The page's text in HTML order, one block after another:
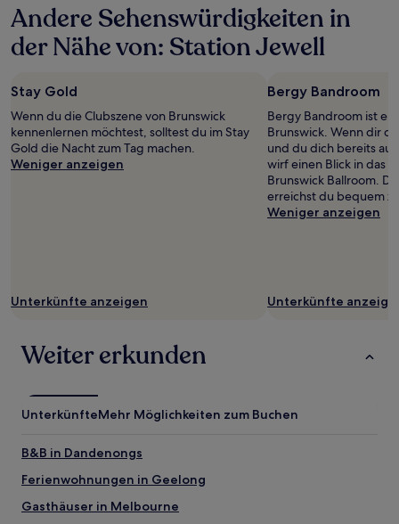
Andere Sehenswürdigkeiten in
der Nähe von: Station Jewell
Stay Gold
Wenn du die Clubszene von Brunswick
kennenlernen möchtest, solltest du im Stay
Gold die Nacht zum Tag machen.
Weniger anzeigen
Unterkünfte anzeigen
Bergy Bandroom
Bergy Bandroom ist
Brunswick. Wenn dir
und du dich bereits
wirf einen Blick in das
Brunswick Ballroom.
erreichst du bequem
Weniger anzeigen
Unterkünfte
Weiter erkunden
UnterkünfteMehr Möglichkeiten zum Buchen
B&B in Dandenongs
Ferienwohnungen in Geelong
Gasthäuser in Melbourne